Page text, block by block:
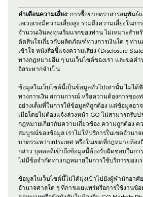
คำเตือนความเสี่ยง:การซื้อขายตราสารอนุพันธ์
เลเวอเรจมีความเสี่ยงสูง รวมถึงความเสี่ยงในก
จำนวนเงินลงทุนเริ่มแรกของท่าน ไม่เหมาะสำ
ตัดสินใจเกี่ยวกับผลิตภัณฑ์ทางการเงินใด ๆ ท่า
เข้าใจ หนังสือชี้แจงความเสี่ยง (Disclosure
ทางกฎหมายอื่น ๆ บนเว็บไซต์ของเรา และขอค
อิสระหากจำเป็น
ข้อมูลในเว็บไซต์นี้เป็นข้อมูลทั่วไปเท่านั้น ไม่ได้
ทางการเงิน สถานการณ์ หรือความต้องการของ
อย่างเต็มที่ในการให้ข้อมูลที่ถูกต้อง แต่ข้อมูลอา
เมื่อโดยไม่ต้องแจ้งล่วงหน้า GO ไม่สามารถรับ
กฎหมายเกี่ยวกับความเกี่ยวข้อง ความถูกต้อง ค
สมบูรณ์ของข้อมูล เราไม่ให้บริการในเขตอำนา
บาตรระหว่างประเทศ หรือในเขตที่กฎหมายท้อง
กล่าว บุคคลที่เข้าถึงข้อมูลนี้ต้องรับผิดชอบในกา
ไม่มีข้อจำกัดทางกฎหมายในการใช้บริการของเร
ข้อมูลในเว็บไซต์นี้ไม่ได้มุ่งเป้าไปยังผู้พำนักอาศั
อำนาจศาลใด ๆ ที่การเผยแพร่หรือการใช้งานข้